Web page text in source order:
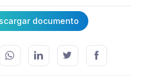
documento